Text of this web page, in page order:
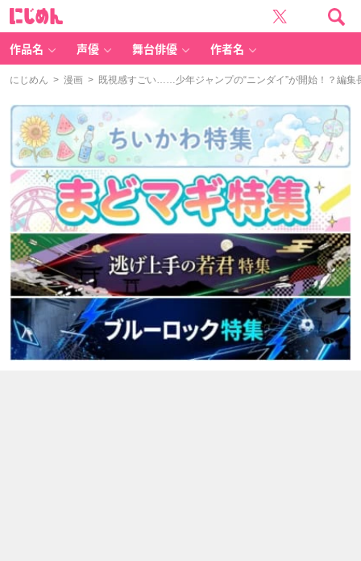
作品名 声優 舞台俳優 作者名
にじめん > 漫画 > 既視感すごい……少年ジャンプの“ニンダイ”が開始！？編集